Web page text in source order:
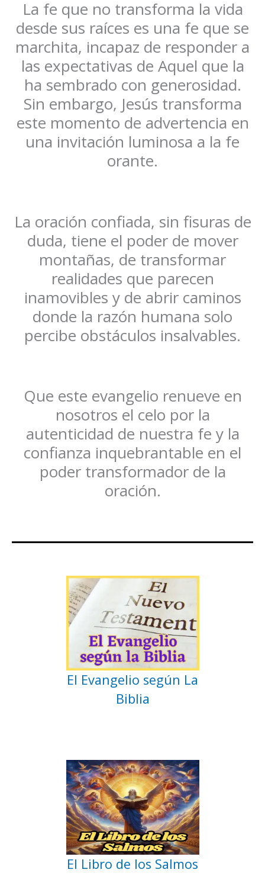
La fe que no transforma la vida
desde sus raíces es una fe que se
marchita, incapaz de responder a
las expectativas de Aquel que la
ha sembrado con generosidad.
Sin embargo, Jesús transforma
este momento de advertencia en
una invitación luminosa a la fe
orante.
La oración confiada, sin fisuras de
duda, tiene el poder de mover
montañas, de transformar
realidades que parecen
inamovibles y de abrir caminos
donde la razón humana solo
percibe obstáculos insalvables.
Que este evangelio renueve en
nosotros el celo por la
autenticidad de nuestra fe y la
confianza inquebrantable en el
poder transformador de la
oración.
El Evangelio según La
Biblia
El Libro de los Salmos